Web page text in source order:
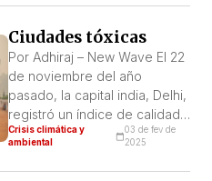
startup china de inteligencia
artificial, lanzó recientemente
un modelo de IA de código
abierto que rivaliza con los
desarrollos de las gigantes
tecnológicas
significativamente […]
Ciudades tóxicas
Por Adhiraj – New Wave El 22
de noviembre del año
pasado, la capital india, Delhi,
registró un índice de calidad
del aire de 404, lo que
Delhi era peligroso. Las
Crisis climática y
ambiental
03 de fev de
2025